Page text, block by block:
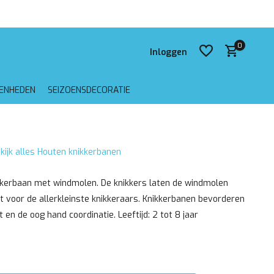
Inloggen
0
SEIZOENSDECORATIE
alles Houten knikkerbanen
met windmolen. De knikkers laten de windmolen
voor de allerkleinste knikkeraars. Knikkerbanen bevorderen
en de oog hand coordinatie. Leeftijd: 2 tot 8 jaar